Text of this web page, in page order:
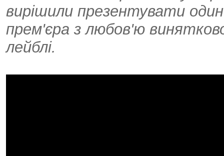
вирішили презентувати
прем'єра з любов'ю
лейблі.